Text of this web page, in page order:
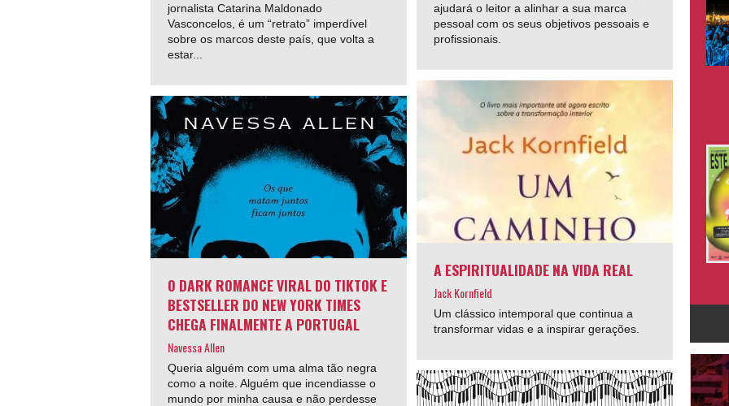
jornalista Catarina Maldonado
Vasconcelos, é um “retrato” imperdível
sobre os marcos deste país, que volta a
estar...
ajudará o leitor a alinhar a sua marca
pessoal com os seus objetivos pessoais e
profissionais.
A ESPIRITUALIDADE NA VIDA REAL
Jack Kornfield
Um clássico intemporal que continua a
transformar vidas e a inspirar gerações.
O DARK ROMANCE VIRAL DO TIKTOK E
BESTSELLER DO NEW YORK TIMES
CHEGA FINALMENTE A PORTUGAL
Navessa Allen
Queria alguém com uma alma tão negra
como a noite. Alguém que incendiasse o
mundo por minha causa e não perdesse